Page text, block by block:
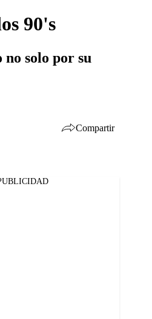
90's
solo por su
Compartir